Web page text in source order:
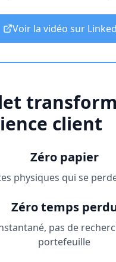
Voir la vidéo sur
client
Zéro papier
physiques qui se
Zéro temps
pas de
portefeuille